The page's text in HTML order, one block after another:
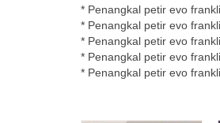
* Penangkal petir evo
* Penangkal petir evo
* Penangkal petir evo
* Penangkal petir evo
* Penangkal petir evo